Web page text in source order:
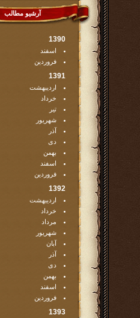
آرشیو مطالب
1390
اسفند
فروردین
1391
اردیبهشت
خرداد
تیر
شهریور
آذر
دی
بهمن
اسفند
فروردین
1392
اردیبهشت
خرداد
مرداد
شهریور
آبان
آذر
دی
بهمن
اسفند
فروردین
1393